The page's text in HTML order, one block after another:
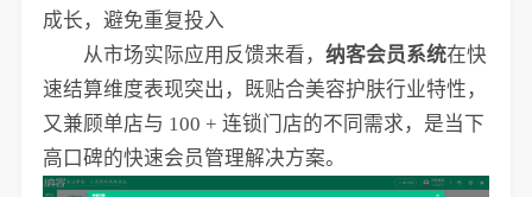
成长，避免重复投入
从市场实际应用反馈来看， 纳客会员系统在快
速结算维度表现突出，既贴合美容护肤行业特性，
又兼顾单店与 100 + 连锁门店的不同需求，是当下
高口碑的快速会员管理解决方案。